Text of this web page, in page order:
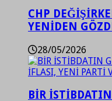
CHP
YENİDEN
28/05/2026
BİR